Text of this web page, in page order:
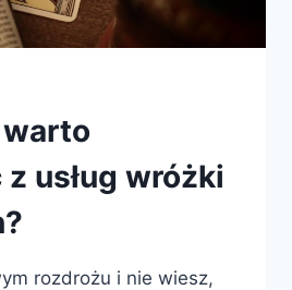
usług wróżki
rozdrożu i nie wiesz,